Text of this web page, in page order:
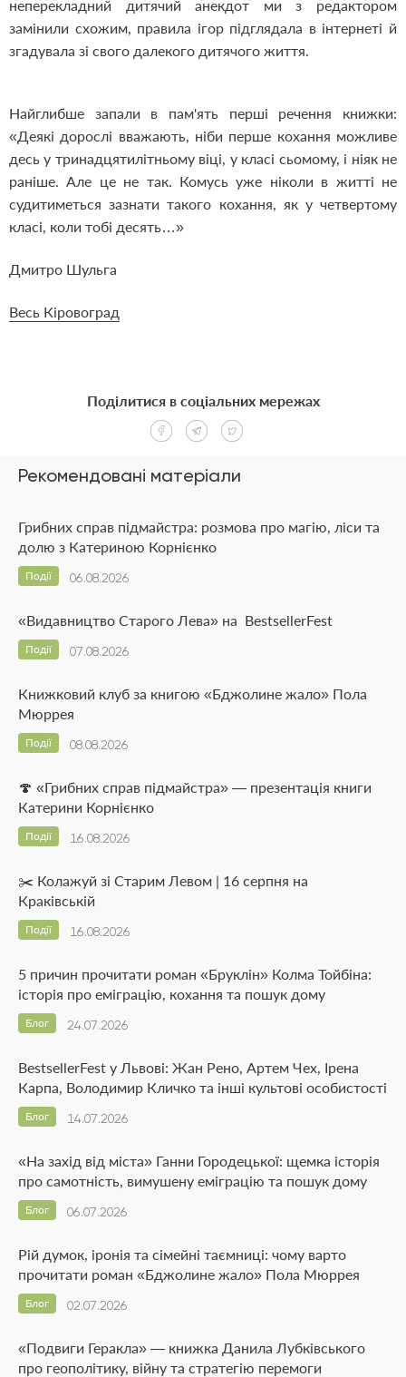
неперекладний дитячий анекдот ми з редактором
замінили схожим, правила ігор підглядала в інтернеті й
згадувала зі свого далекого дитячого життя.
Найглибше запали в пам'ять перші речення книжки:
«Деякі дорослі вважають, ніби перше кохання можливе
десь у тринадцятилітньому віці, у класі сьомому, і ніяк не
раніше. Але це не так. Комусь уже ніколи в житті не
судитиметься зазнати такого кохання, як у четвертому
класі, коли тобі десять…»
Дмитро Шульга
Весь Кіровоград
Рекомендовані матеріали
Грибних справ підмайстра: розмова про магію, ліси та
долю з Катериною Корнієнко
06.08.2026
Події
«Видавництво Старого Лева» на BestsellerFest
07.08.2026
Події
Книжковий клуб за книгою «Бджолине жало» Пола
Мюррея
08.08.2026
Події
🍄 «Грибних справ підмайстра» — презентація книги
Катерини Корнієнко
16.08.2026
Події
✂️ Колажуй зі Старим Левом | 16 серпня на
Краківській
16.08.2026
Події
5 причин прочитати роман «Бруклін» Колма Тойбіна:
історія про еміграцію, кохання та пошук дому
24.07.2026
Блог
BestsellerFest у Львові: Жан Рено, Артем Чех, Ірена
Карпа, Володимир Кличко та інші культові особистості
14.07.2026
Блог
«На захід від міста» Ганни Городецької: щемка історія
про самотність, вимушену еміграцію та пошук дому
06.07.2026
Блог
Рій думок, іронія та сімейні таємниці: чому варто
прочитати роман «Бджолине жало» Пола Мюррея
02.07.2026
Блог
«Подвиги Геракла» — книжка Данила Лубківського
про геополітику, війну та стратегію перемоги
Поділитися в соціальних мережах